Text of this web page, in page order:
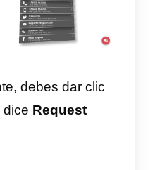
negocio, donde
cada aspecto